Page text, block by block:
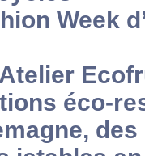
Week
éco-